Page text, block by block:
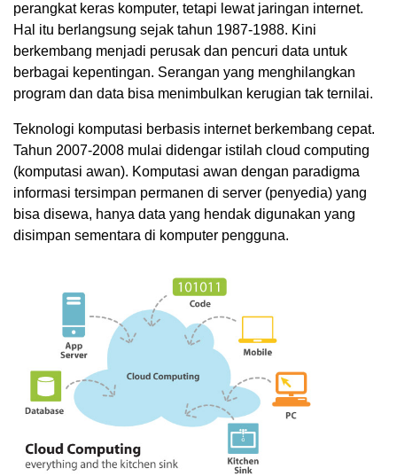
perangkat keras komputer, tetapi lewat jaringan internet.
Hal itu berlangsung sejak tahun 1987-1988. Kini
berkembang menjadi perusak dan pencuri data untuk
berbagai kepentingan. Serangan yang menghilangkan
program dan data bisa menimbulkan kerugian tak ternilai.
Teknologi komputasi berbasis internet berkembang cepat.
Tahun 2007-2008 mulai didengar istilah cloud computing
(komputasi awan). Komputasi awan dengan paradigma
informasi tersimpan permanen di server (penyedia) yang
bisa disewa, hanya data yang hendak digunakan yang
disimpan sementara di komputer pengguna.